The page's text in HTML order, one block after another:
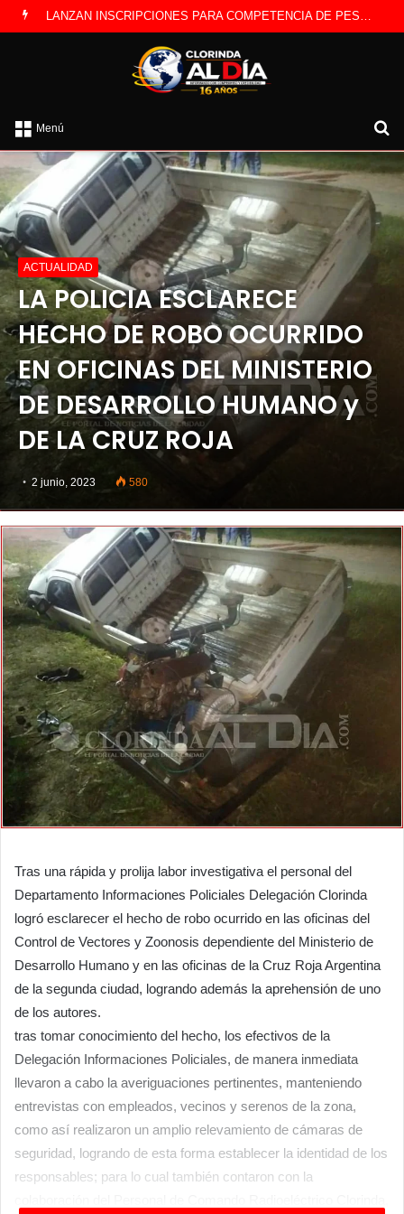
CLORINDA CREATIVA LANZA ESTE SÁBADO LA EDICIÓN DÍA DEL NIÑO
Menú
ACTUALIDAD
LA POLICIA ESCLARECE
HECHO DE ROBO OCURRIDO
EN OFICINAS DEL MINISTERIO
DE DESARROLLO HUMANO y
DE LA CRUZ ROJA
2 junio, 2023 580
Tras una rápida y prolija labor investigativa el personal del
Departamento Informaciones Policiales Delegación Clorinda
logró esclarecer el hecho de robo ocurrido en las oficinas del
Control de Vectores y Zoonosis dependiente del Ministerio de
Desarrollo Humano y en las oficinas de la Cruz Roja Argentina
de la segunda ciudad, logrando además la aprehensión de uno
de los autores.
tras tomar conocimiento del hecho, los efectivos de la
Delegación Informaciones Policiales, de manera inmediata
llevaron a cabo la averiguaciones pertinentes, manteniendo
entrevistas con empleados, vecinos y serenos de la zona,
como así realizaron un amplio relevamiento de cámaras de
seguridad, logrando de esta forma establecer la identidad de los
responsables; para lo cual también contaron con la